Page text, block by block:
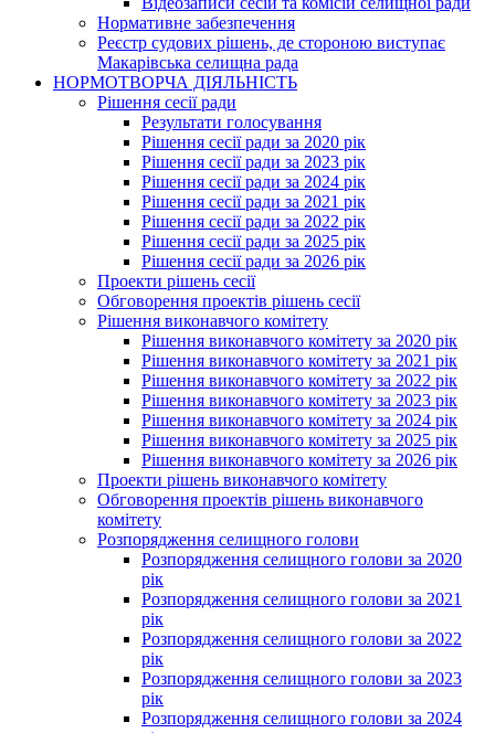
Нормативне забезпечення
Реєстр судових рішень, де стороною виступає
Макарівська селищна рада
НОРМОТВОРЧА ДІЯЛЬНІСТЬ
Рішення сесії ради
Результати голосування
Рішення сесії ради за 2020 рік
Рішення сесії ради за 2023 рік
Рішення сесії ради за 2024 рік
Рішення сесії ради за 2021 рік
Рішення сесії ради за 2022 рік
Рішення сесії ради за 2025 рік
Рішення сесії ради за 2026 рік
Проекти рішень сесії
Обговорення проектів рішень сесії
Рішення виконавчого комітету
Рішення виконавчого комітету за 2020 рік
Рішення виконавчого комітету за 2021 рік
Рішення виконавчого комітету за 2022 рік
Рішення виконавчого комітету за 2023 рік
Рішення виконавчого комітету за 2024 рік
Рішення виконавчого комітету за 2025 рік
Рішення виконавчого комітету за 2026 рік
Проекти рішень виконавчого комітету
Обговорення проектів рішень виконавчого
комітету
Розпорядження селищного голови
Розпорядження селищного голови за 2020
рік
Розпорядження селищного голови за 2021
рік
Розпорядження селищного голови за 2022
рік
Розпорядження селищного голови за 2023
рік
Розпорядження селищного голови за 2024